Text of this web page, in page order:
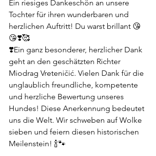
Ein riesiges Dankeschön an unsere
Tochter für ihren wunderbaren und
herzlichen Auftritt! Du warst brillant 😘
😘❣️🥰
❣️Ein ganz besonderer, herzlicher Dank
geht an den geschätzten Richter
Miodrag Vreteničić. Vielen Dank für die
unglaublich freundliche, kompetente
und herzliche Bewertung unseres
Hundes! Diese Anerkennung bedeutet
uns die Welt. Wir schweben auf Wolke
sieben und feiern diesen historischen
Meilenstein! 🍾🐾